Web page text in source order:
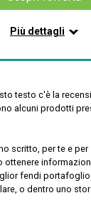
ed elegante,
per uomo e
NON
Più dettagli
pelle di vacchetta,
che è molto
anche se
occasioni e
ottieni anche una
testo c'è la
alcuni prodotti
scritto, per te e per
ottenere
fendi
o dentro uno